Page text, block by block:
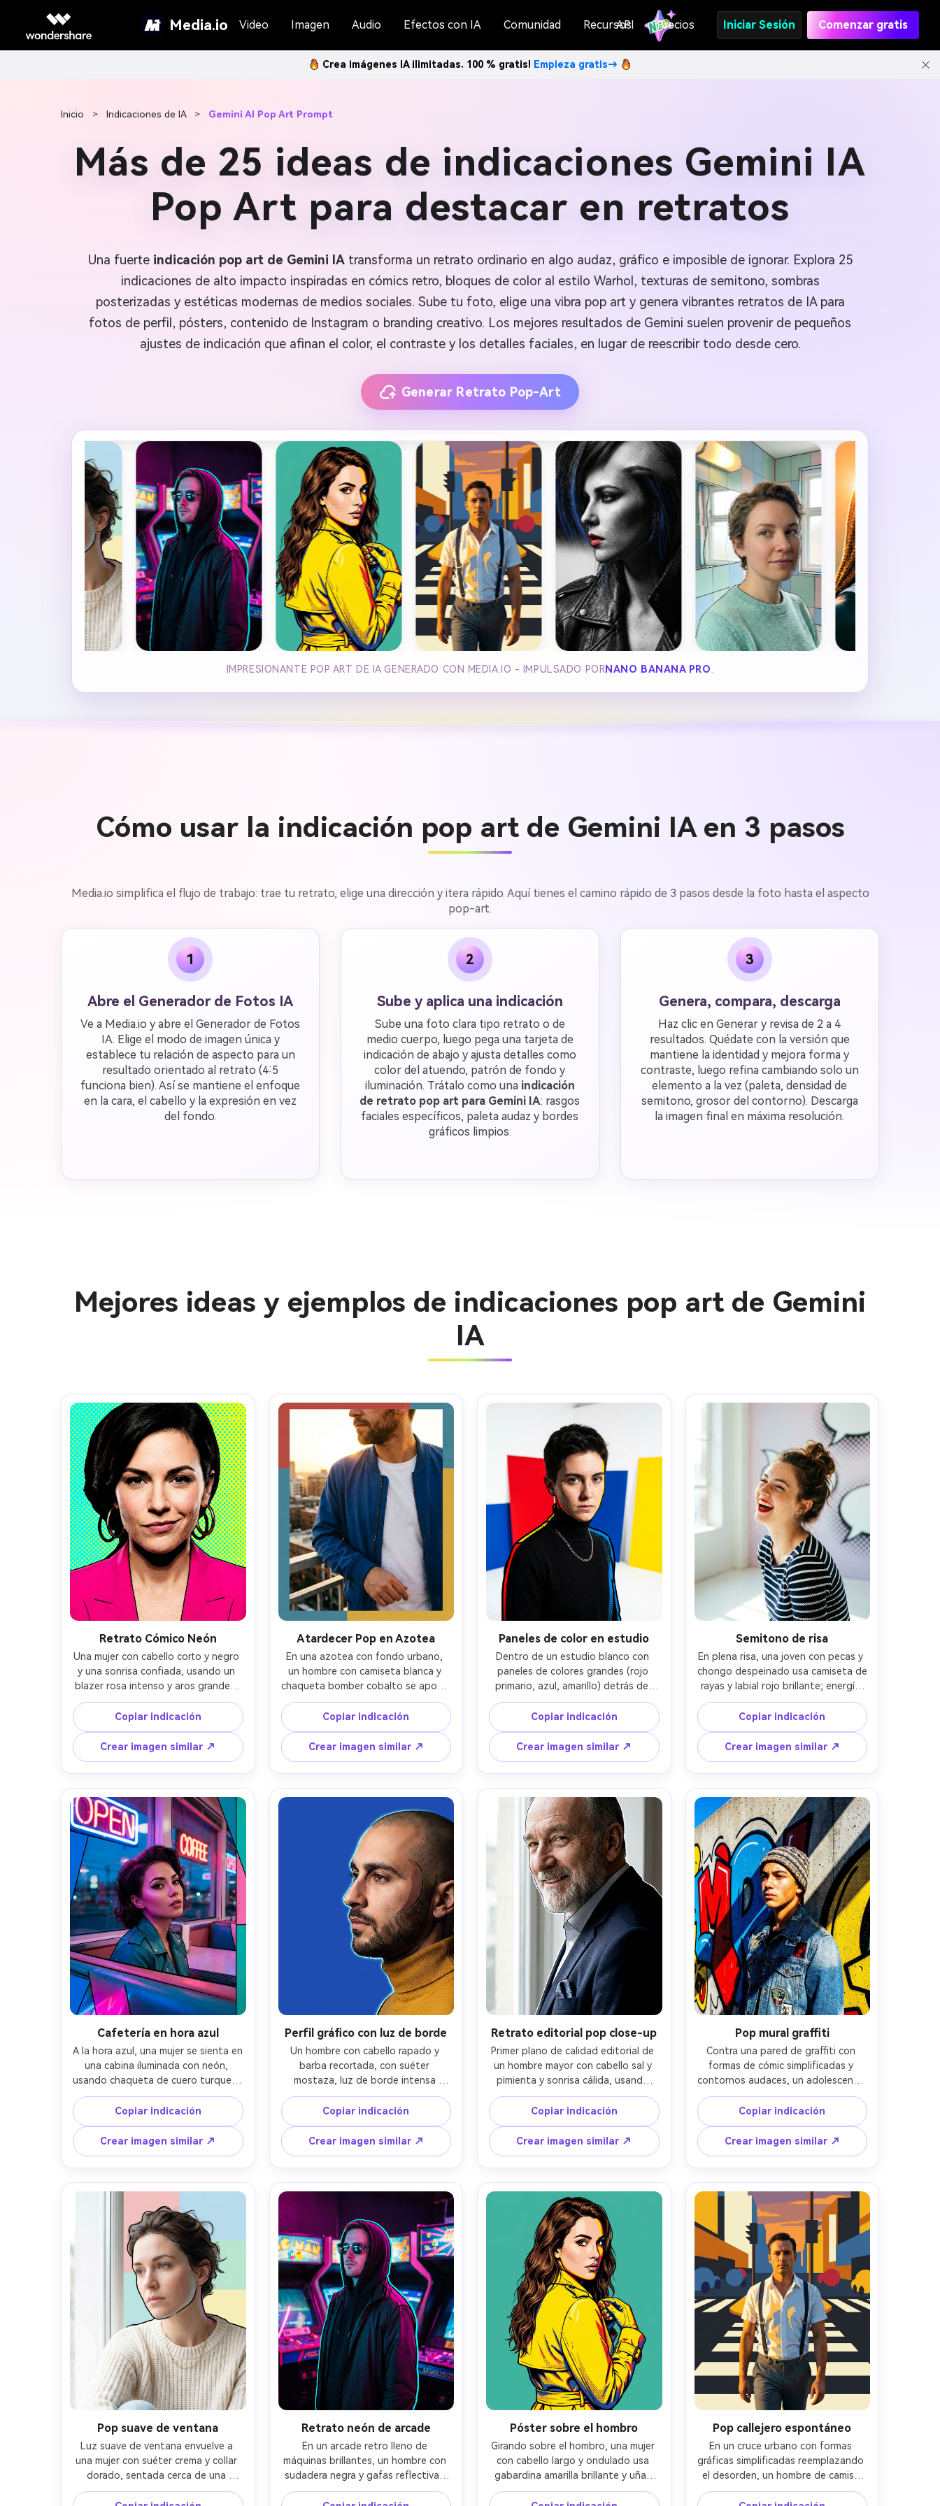
Media.io Video Imagen Audio Efectos con IA Comunidad Recursos
API Precios Iniciar Sesión Comenzar gratis
Crea imágenes IA ilimitadas. 100 % gratis! Empieza gratis→
Inicio > Indicaciones de IA > Gemini AI Pop Art Prompt
Más de 25 ideas de indicaciones Gemini IA
Pop Art para destacar en retratos
Una fuerte indicación pop art de Gemini IAtransforma un retrato ordinario en algo audaz, gráfico e imposible de ignorar. Explora 25
indicaciones de alto impacto inspiradas en cómics retro, bloques de color al estilo Warhol, texturas de semitono, sombras
posterizadas y estéticas modernas de medios sociales. Sube tu foto, elige una vibra pop art y genera vibrantes retratos de IA para
fotos de perfil, pósters, contenido de Instagram o branding creativo. Los mejores resultados de Gemini suelen provenir de pequeños
ajustes de indicación que afinan el color, el contraste y los detalles faciales, en lugar de reescribir todo desde cero.
Generar Retrato Pop-Art
IMPRESIONANTE POP ART DE IA GENERADO CON MEDIA.IO - IMPULSADO POR NANO BANANA PRO
Cómo usar la indicación pop art de Gemini IA en 3 pasos
Media.io simplifica el flujo de trabajo: trae tu retrato, elige una dirección y itera rápido. Aquí tienes el camino rápido de 3 pasos desde la foto hasta el aspecto
pop-art.
1
Abre el Generador de Fotos IA
Ve a Media.io y abre el Generador de Fotos
IA. Elige el modo de imagen única y
establece tu relación de aspecto para un
resultado orientado al retrato (4:5
funciona bien). Así se mantiene el enfoque
en la cara, el cabello y la expresión en vez
del fondo.
2
Sube y aplica una indicación
Sube una foto clara tipo retrato o de
medio cuerpo, luego pega una tarjeta de
indicación de abajo y ajusta detalles como
color del atuendo, patrón de fondo y
iluminación. Trátalo como una indicación
de retrato pop art para Gemini IA: rasgos
faciales específicos, paleta audaz y bordes
gráficos limpios.
3
Genera, compara, descarga
Haz clic en Generar y revisa de 2 a 4
resultados. Quédate con la versión que
mantiene la identidad y mejora forma y
contraste, luego refina cambiando solo un
elemento a la vez (paleta, densidad de
semitono, grosor del contorno). Descarga
la imagen final en máxima resolución.
Mejores ideas y ejemplos de indicaciones pop art de Gemini
IA
Retrato Cómico Neón
Una mujer con cabello corto y negro
y una sonrisa confiada, usando un
blazer rosa intenso y aros grandes,
frente a un fondo de puntos de
semitono cian y amarillo con formas
de sombra gráfica; iluminación tipo
retrato de estudio con reflejos
nítidos en el borde; aspecto de
lente 85mm, poca profundidad de
campo; encuadre cerrado de cabeza
y hombros, composición centrada;
bloques de color pop-art,
contornos audaces tipo tinta,
medios tonos posterizados; textura
realista de piel, destellos limpios en
los ojos, enfoque definido, alta
resolución --ar 4:5
Copiar indicación
Crear imagen similar ↗
Atardecer Pop en Azotea
En una azotea con fondo urbano,
un hombre con camiseta blanca y
chaqueta bomber cobalto se apoya
en una barandilla; luz dorada de
atardecer con reflejo cálido y
contraste intenso; aspecto de lente
50mm, encuadre medio en primer
plano; paleta pop-art con bloques
de color rojo, turquesa y mostaza,
sombreado de semitono sutil;
de piel, color editorial, detalle alto -
-ar 4:5
Copiar indicación
Crear imagen similar ↗
Paneles de color en estudio
Dentro de un estudio blanco con
paneles de colores grandes (rojo
primario, azul, amarillo) detrás del
sujeto, una persona no binaria con
suéter negro de cuello alto y collar
de cadena plateada mira a la
cámara; iluminación de retrato de
estudio con luz dura principal y
relleno suave; aspecto retrato
85mm; encuadre de medio cuerpo
limpio; sombras gráficas de
contorno, acentos audaces de
contorno, posterización pop-art;
textura realista de piel, ojos
definidos, alta resolución --ar 4:5
Copiar indicación
Crear imagen similar ↗
Semitono de risa
En plena risa, una joven con pecas y
chongo despeinado usa camiseta de
rayas y labial rojo brillante; energía
de fotos espontáneas en un set
minimalista con formas de burbuja
de cómic en el fondo; luz suave de
ventana por un lado más reflejo
sutil; aspecto retrato ambiental
35mm, encuadre desde el pecho;
sombreado pop-art de semitono en
sombras, color saturado; piel
detallada, foco nítido --ar 4:5
Copiar indicación
Crear imagen similar ↗
Cafetería en hora azul
A la hora azul, una mujer se sienta en
una cabina iluminada con neón,
usando chaqueta de cuero turquesa
y delineado de ojos de gato;
señales de neón que dan reflejo
magenta y cian brillante; aspecto de
lente 50mm, encuadre cerrado;
bloques de color pop-art,
contornos audaces tipo tinta,
semitono sutil en mejillas; piel
foco nítido, alta resolución --ar 4:5
Copiar indicación
Crear imagen similar ↗
Perfil gráfico con luz de borde
Un hombre con cabello rapado y
barba recortada, con suéter
mostaza, luz de borde intensa
recortando el perfil contra un fondo
azul real plano; aspecto retrato
85mm, composición lateral con
espacio negativo; posterización
pop-art de sombras, contorno
gráfico grueso, textura mínima de
semitono; piel realista, pestañas
nítidas, alta resolución --ar 4:5
Copiar indicación
Crear imagen similar ↗
Retrato editorial pop close-up
Primer plano de calidad editorial de
un hombre mayor con cabello sal y
pimienta y sonrisa cálida, usando
traje azul marino y pañuelo de
bolsillo estampado; luz suave de
ventana con caída delicada, más
reflejo de borde fino; aspecto de
lente 85mm, corte ajustado; paleta
pop-art con separación de color
limpia, semitono fino en medios
tonos, líneas de contorno definidas;
poros realistas, sombras naturales,
alta resolución --ar 4:5
Copiar indicación
Crear imagen similar ↗
Pop mural graffiti
Contra una pared de graffiti con
formas de cómic simplificadas y
contornos audaces, un adolescente
con chaqueta de mezclilla y gorro
colorido mira fuera de cámara; sol
intenso de mediodía con geometría
marcada de sombra; aspecto de
lente 35mm, encuadre de medio
cuerpo; posterización pop-art,
primarios saturados, tratamiento de
sombra de semitono; textura de piel
realista, foco nítido, contraste
vibrante --ar 4:5
Copiar indicación
Crear imagen similar ↗
Pop suave de ventana
Luz suave de ventana envuelve a
una mujer con suéter crema y collar
dorado, sentada cerca de una
ventana brillante con fondo gráfico
Retrato neón de arcade
En un arcade retro lleno de
máquinas brillantes, un hombre con
sudadera negra y gafas reflectivas
está bajo neón magenta y cian;
Póster sobre el hombro
Girando sobre el hombro, una mujer
con cabello largo y ondulado usa
gabardina amarilla brillante y uñas
rojas; iluminación de retrato de
Pop callejero espontáneo
En un cruce urbano con formas
gráficas simplificadas reemplazando
el desorden, un hombre de camisa
blanca y tirantes camina hacia la